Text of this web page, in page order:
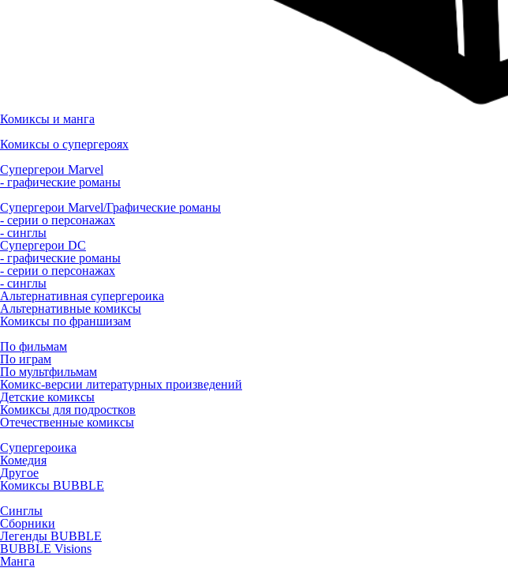
Комиксы и манга
Комиксы о супергероях
Супергерои Marvel
- графические романы
Супергерои Marvel/Графические романы
- серии о персонажах
- синглы
Супергерои DC
- графические романы
- серии о персонажах
- синглы
Альтернативная супергероика
Альтернативные комиксы
Комиксы по франшизам
По фильмам
По играм
По мультфильмам
Комикс-версии литературных произведений
Детские комиксы
Комиксы для подростков
Отечественные комиксы
Супергероика
Комедия
Другое
Комиксы BUBBLE
Синглы
Сборники
Легенды BUBBLE
BUBBLE Visions
Манга